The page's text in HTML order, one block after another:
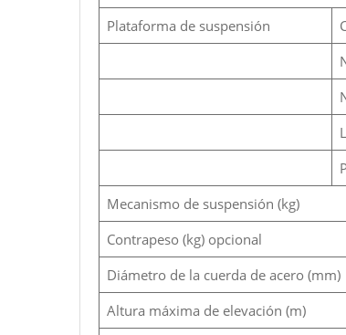
Plataforma de suspensión
Mecanismo de suspensión (kg)
Contrapeso (kg) opcional
Diámetro de la cuerda de acero (mm)
Altura máxima de elevación (m)